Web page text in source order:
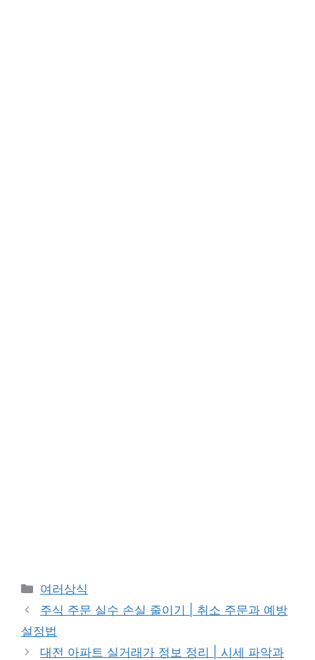
카
테
고
리
여러상식
주식 주문 실수 손실 줄이기 | 취소 주문과 예방
설정법
대전 아파트 실거래가 정보 정리 | 시세 파악과